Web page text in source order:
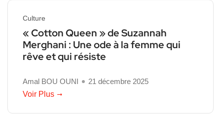
Culture
« Cotton Queen » de Suzannah
Merghani : Une ode à la femme qui
rêve et qui résiste
Amal BOU OUNI
21 décembre 2025
Voir Plus